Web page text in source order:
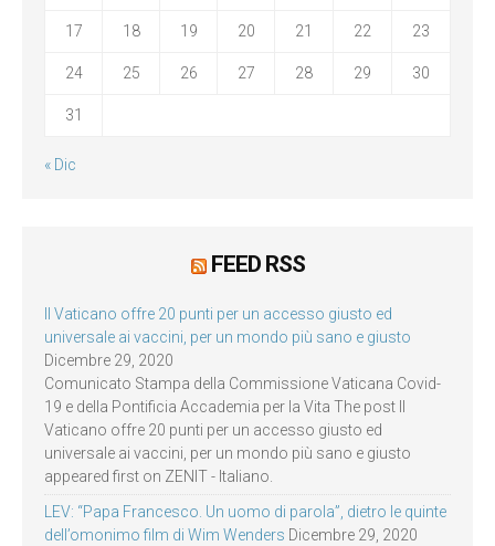
17 18 19 20 21 22 23
24 25 26 27 28 29 30
31
« Dic
FEED RSS
Il Vaticano offre 20 punti per un accesso giusto ed
universale ai vaccini, per un mondo più sano e giusto
Dicembre 29, 2020
Comunicato Stampa della Commissione Vaticana Covid-
19 e della Pontificia Accademia per la Vita The post Il
Vaticano offre 20 punti per un accesso giusto ed
universale ai vaccini, per un mondo più sano e giusto
appeared first on ZENIT - Italiano.
LEV: “Papa Francesco. Un uomo di parola”, dietro le quinte
dell’omonimo film di Wim Wenders Dicembre 29, 2020